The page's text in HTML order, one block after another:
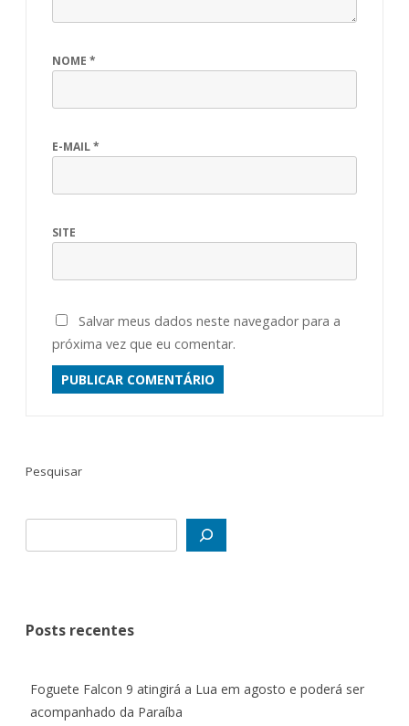
NOME *
E-MAIL*
SITE
Salvar meus dados neste navegador para a
próxima vez que eu comentar.
Pesquisar
Posts recentes
Foguete Falcon 9 atingirá a Lua em agosto e poderá ser
acompanhado da Paraíba